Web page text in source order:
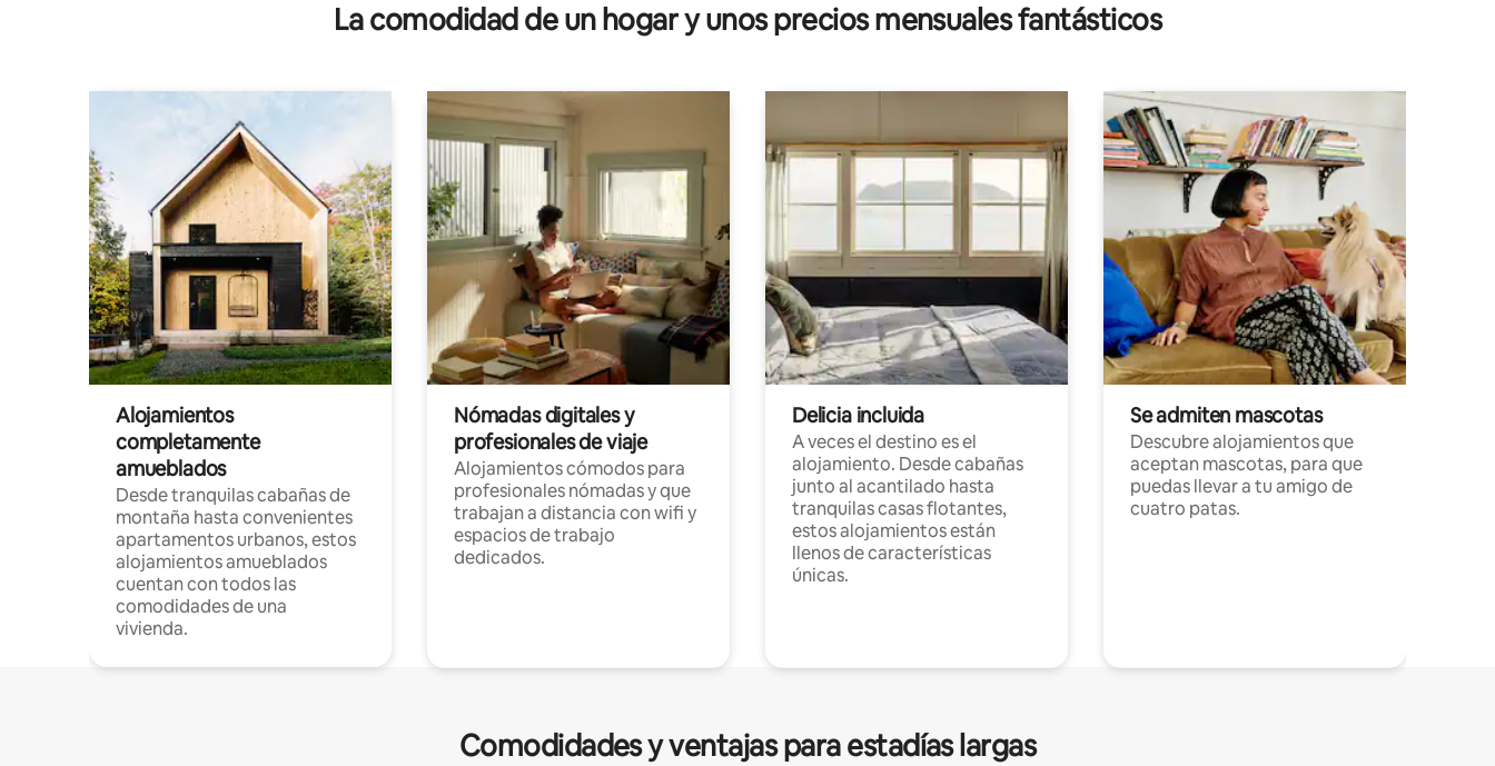
La comodidad de un hogar y unos precios mensuales fantásticos
Alojamientos
completamente
amueblados
Desde tranquilas cabañas de
montaña hasta convenientes
apartamentos urbanos, estos
alojamientos amueblados
cuentan con todos las
comodidades de una
vivienda.
Nómadas digitales y
profesionales de viaje
Alojamientos cómodos para
profesionales nómadas y que
trabajan a distancia con wifi y
espacios de trabajo
dedicados.
Delicia incluida
A veces el destino es el
alojamiento. Desde cabañas
junto al acantilado hasta
tranquilas casas flotantes,
estos alojamientos están
llenos de características
únicas.
Se admiten mascotas
Descubre alojamientos que
aceptan mascotas, para que
puedas llevar a tu amigo de
cuatro patas.
Comodidades y ventajas para estadías largas